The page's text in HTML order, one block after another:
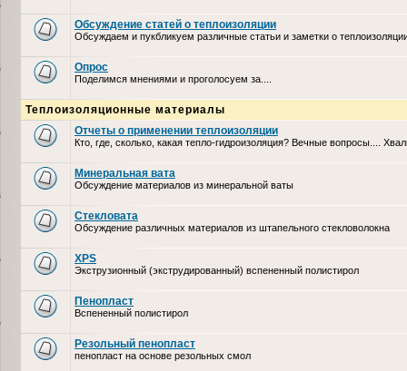
Обсуждение статей о теплоизоляции
Обсуждаем и пукбликуем различные статьи и заметки о
Опрос
Поделимся мнениями и проголосуем за....
Теплоизоляционные материалы
Отчеты о применении теплоизоляции
Кто, где, сколько, какая тепло-гидроизоляция? Вечные вопросы....
Минеральная вата
Обсуждение материалов из минеральной ваты
Стекловата
Обсуждение различных материалов из штапельного стекловолокна
XPS
Экструзионный (экструдированный) вспененный полистирол
Пенопласт
Вспененный полистирол
Резольный пенопласт
пенопласт на основе резольных смол